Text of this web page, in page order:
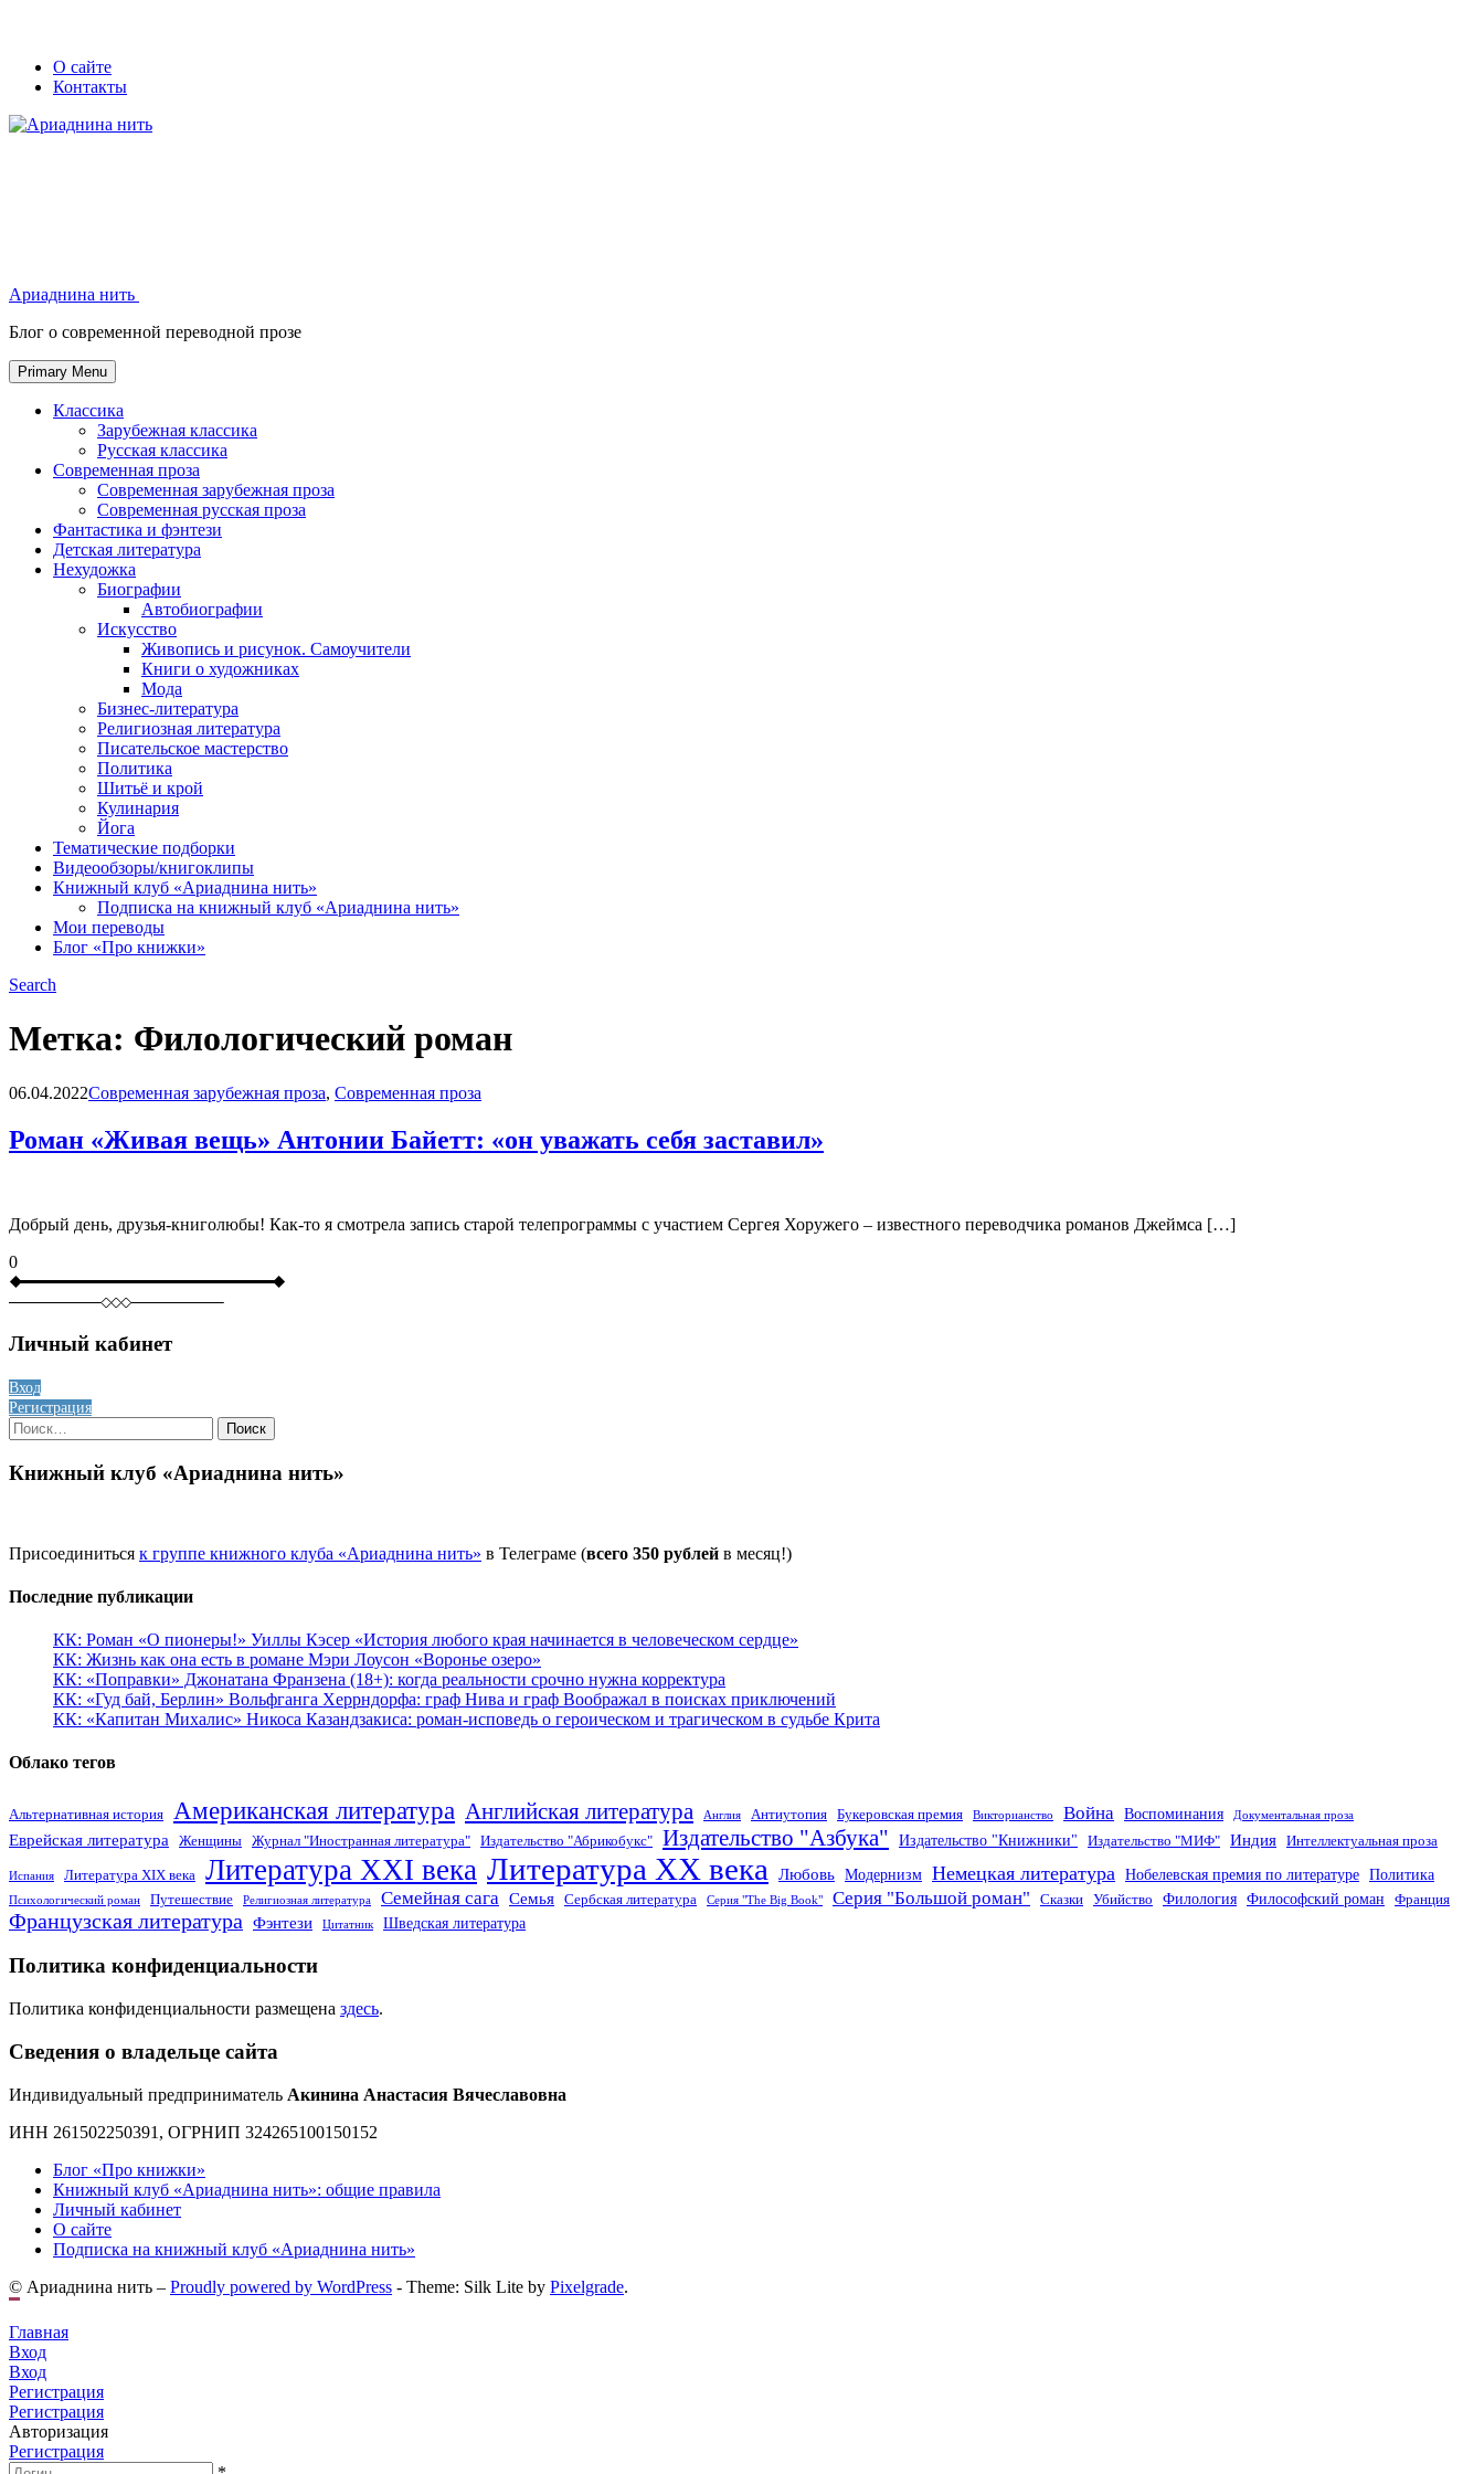
Skip
Secondary
left
navigation
Secondary
right
navigation
О сайте
Контакты
Ариаднина нить
Блог о современной переводной прозе
Primary Menu
Классика
Зарубежная классика
Русская классика
Современная проза
Современная зарубежная проза
Современная русская проза
Фантастика и фэнтези
Детская литература
Нехудожка
Биографии
Автобиографии
Искусство
Живопись и рисунок. Самоучители
Книги о художниках
Мода
Бизнес-литература
Религиозная литература
Писательское мастерство
Политика
Шитьё и крой
Кулинария
Йога
Тематические подборки
Видеообзоры/книгоклипы
Книжный клуб «Ариаднина нить»
Подписка на книжный клуб «Ариаднина нить»
Мои переводы
Блог «Про книжки»
Search
Метка: Филологический роман
Blog
06.04.2022Современная зарубежная проза, Современная проза
Роман «Живая вещь» Антонии Байетт: «он уважать себя заставил»
Добрый день, друзья-книголюбы! Как-то я смотрела запись старой телепрограммы с участием Сергея Хоружего – известного переводчика романов Джеймса […]
0
Личный кабинет
Вход
Регистрация
Найти:
Книжный клуб «Ариаднина нить»
Присоединиться к группе книжного клуба «Ариаднина нить» в Телеграме (всего 350 рублей в месяц!)
Последние публикации
КК: Роман «О пионеры!» Уиллы Кэсер «История любого края начинается в человеческом сердце»
КК: Жизнь как она есть в романе Мэри Лоусон «Воронье озеро»
КК: «Поправки» Джонатана Франзена (18+): когда реальности срочно нужна корректура
КК: «Гуд бай, Берлин» Вольфганга Херрндорфа: граф Нива и граф Воображал в поисках приключений
КК: «Капитан Михалис» Никоса Казандзакиса: роман-исповедь о героическом и трагическом в судьбе Крита
Облако тегов
Альтернативная история Американская литература Английская литература Англия Антиутопия Букеровская премия Викторианство Война Воспоминания Документальная проза
Еврейская литература Женщины Журнал "Иностранная литература" Издательство "Абрикобукс" Издательство "Азбука" Издательство "Книжники" Издательство "МИФ" Индия Интеллектуальная проза
Испания Литература XIX века Литература XXI века Литература XX века Любовь Модернизм Немецкая литература Нобелевская премия по литературе Политика
Психологический роман Путешествие Религиозная литература Семейная сага Семья Сербская литература Серия "The Big Book" Серия "Большой роман" Сказки Убийство Филология Философский роман Франция
Французская литература Фэнтези Цитатник Шведская литература
Политика конфиденциальности
Политика конфиденциальности размещена здесь.
Сведения о владельце сайта
Индивидуальный предприниматель Акинина Анастасия Вячеславовна
ИНН 261502250391, ОГРНИП 324265100150152
Блог «Про книжки»
Книжный клуб «Ариаднина нить»: общие правила
Личный кабинет
О сайте
Подписка на книжный клуб «Ариаднина нить»
© Ариаднина нить – Proudly powered by WordPress - Theme: Silk Lite by Pixelgrade.
Главная
Вход
Вход
Регистрация
Регистрация
Авторизация
Регистрация